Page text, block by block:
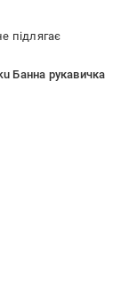
підлягає
Банна рукавичка